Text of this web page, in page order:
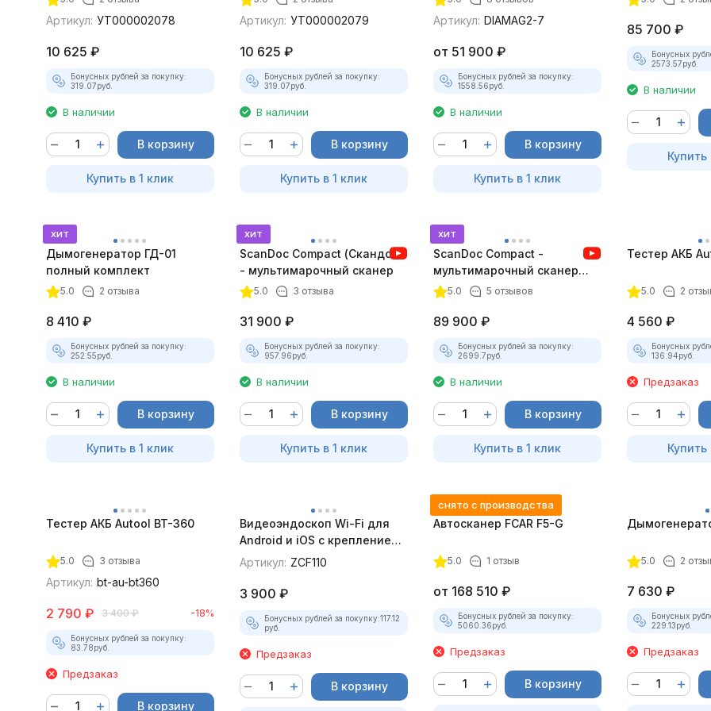
Артикул: УТ000002078
10 625 ₽
Бонусных рублей за покупку:
319.07руб.
В наличии
В корзину
Купить в 1 клик
Артикул: УТ000002079
10 625 ₽
Бонусных рублей за покупку:
319.07руб.
В наличии
В корзину
Купить в 1 клик
Артикул: DIAMAG2-7
от 51 900 ₽
Бонусных рублей за покупку:
1558.56руб.
В наличии
В корзину
Купить в 1 клик
85 700 ₽
Бонусных
2573.57руб.
В наличии
Купить
хит
Дымогенератор ГД-01
полный комплект
5.0 2 отзыва
8 410 ₽
Бонусных рублей за покупку:
252.55руб.
В наличии
В корзину
Купить в 1 клик
хит
ScanDoc Compact (Скандок)
- мультимарочный сканер
5.0 3 отзыва
31 900 ₽
Бонусных рублей за покупку:
957.96руб.
В наличии
В корзину
Купить в 1 клик
хит
ScanDoc Compact -
мультимарочный сканер
(Полный)
5.0 5 отзывов
89 900 ₽
Бонусных рублей за покупку:
2699.7руб.
В наличии
В корзину
Купить в 1 клик
Тестер АКБ
5.0 2
4 560 ₽
Бонусных
136.94руб.
Предзаказ
Купить
Тестер АКБ Autool BT-360
5.0 3 отзыва
Артикул: bt-au-bt360
2 790 ₽ 3 400 ₽ -18%
Бонусных рублей за покупку:
83.78руб.
Предзаказ
В корзину
Видеоэндоскоп Wi-Fi для
Android и iOS с креплением
для смартфона
Артикул: ZCF110
3 900 ₽
Бонусных рублей за покупку:117.12
руб.
Предзаказ
В корзину
снято с производства
Автосканер FCAR F5-G
5.0 1 отзыв
от 168 510 ₽
Бонусных рублей за покупку:
5060.36руб.
Предзаказ
В корзину
5.0 2
7 630 ₽
Бонусных
229.13руб.
Предзаказ